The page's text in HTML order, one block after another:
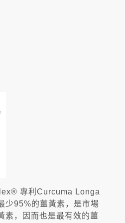
專利Curcuma Longa
少95%的薑黃素，是市場
素，因而也是最有效的薑